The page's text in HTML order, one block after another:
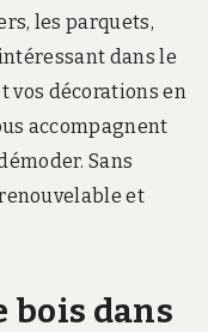
les parquets,
dans le
vos décorations en
accompagnent
Sans
et
bois dans